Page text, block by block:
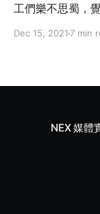
工們樂不思蜀，
大，甚至看起了
Dec 15, 2021 7 min
NEX 媒體